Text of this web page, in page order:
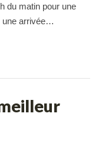
du matin pour une
une arrivée…